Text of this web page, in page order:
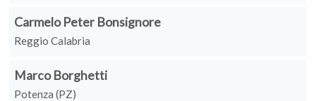
Carmelo Peter Bonsignore
Reggio Calabria
Marco Borghetti
Potenza (PZ)